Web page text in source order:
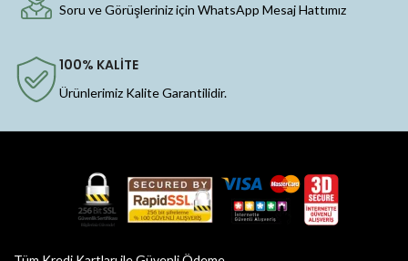
Soru ve Görüşleriniz için WhatsApp Mesaj Hattımız
100% KALİTE
Ürünlerimiz Kalite Garantilidir.